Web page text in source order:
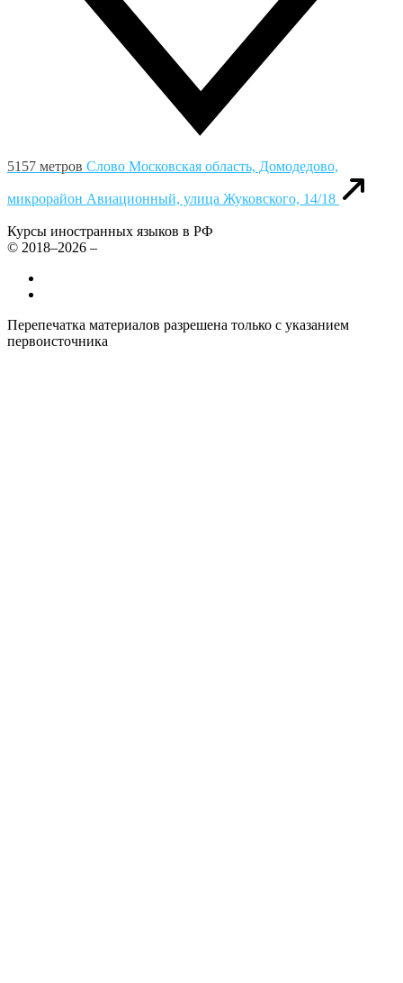
5157 метров Слово Московская область, Домодедово,
микрорайон Авиационный, улица Жуковского, 14/18
Курсы иностранных языков в РФ
© 2018–2026 –
Перепечатка материалов разрешена только с указанием
первоисточника